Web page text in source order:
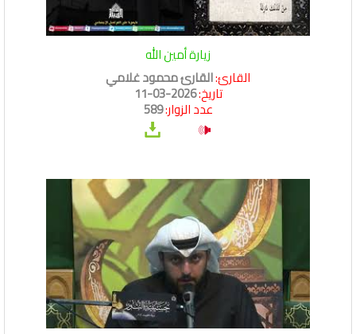
زيارة أمين الله
القارئ:القارئ محمود غلامي
تاريخ:2026-03-11
عدد الزوار:589